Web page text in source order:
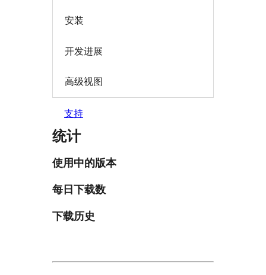
安装
开发进展
高级视图
支持
统计
使用中的版本
每日下载数
下载历史